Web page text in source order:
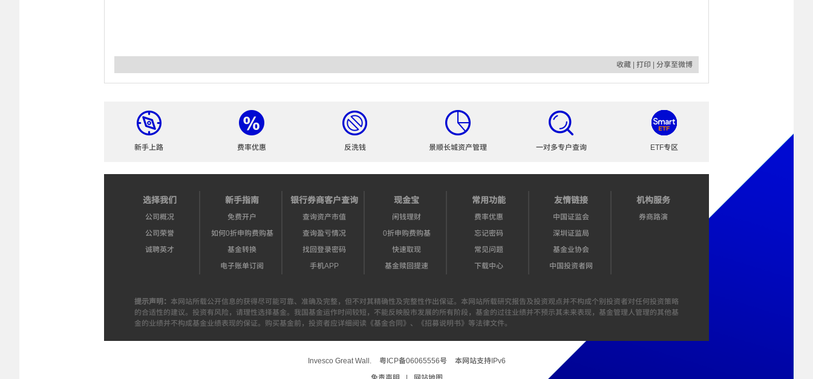
收藏 打印 分享至微博
新手上路 费率优惠 反洗钱 景顺长城资产管理 一对多专户查询 ETF专区
选择我们
公司概况
公司荣誉
诚聘英才
新手指南
免费开户
如何0折申购费购基
基金转换
电子账单订阅
银行券商客户查询
查询资产市值
查询盈亏情况
找回登录密码
手机APP
现金宝
闲钱理财
0折申购费购基
快速取现
基金赎回提速
常用功能
费率优惠
忘记密码
常见问题
下载中心
友情链接
中国证监会
深圳证监局
基金业协会
中国投资者网
机构服务
券商路演
提示声明： 本网站所载公开信息的获得尽可能可靠、准确及完整，但不对其精确性及完整性作出保证。本网站所载研究报告及投资观点并不构成个别投资者对任何投资策略
的合适性的建议。投资有风险，请理性选择基金。我国基金运作时间较短，不能反映股市发展的所有阶段，基金的过往业绩并不预示其未来表现，基金管理人管理的其他基
金的业绩并不构成基金业绩表现的保证。购买基金前，投资者应详细阅读《基金合同》、《招募说明书》等法律文件。
Invesco Great Wall. 粤ICP备06065556号
本网站支持IPv6